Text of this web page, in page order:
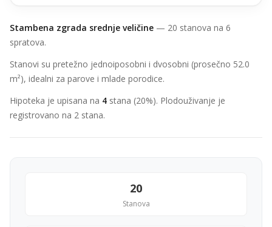
Stambena zgrada srednje veličine — 20 stanova na 6
spratova.
Stanovi su pretežno jednoiposobni i dvosobni (prosečno 52.0
m²), idealni za parove i mlade porodice.
Hipoteka je upisana na 4 stana (20%). Plodouživanje je
registrovano na 2 stana.
20
Stanova